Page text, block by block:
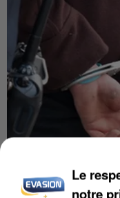
L’UN DESLe
notre